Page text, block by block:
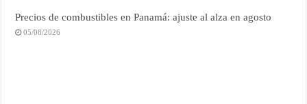
Precios de combustibles en Panamá: ajuste al alza en agosto
05/08/2026